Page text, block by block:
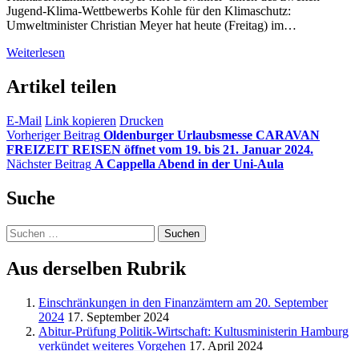
Jugend-Klima-Wettbewerbs Kohle für den Klimaschutz:
Umweltminister Christian Meyer hat heute (Freitag) im…
Weiterlesen
Artikel teilen
E-Mail Link kopieren Drucken
Vorheriger Beitrag Oldenburger Urlaubsmesse CARAVAN
FREIZEIT REISEN öffnet vom 19. bis 21. Januar 2024.
Nächster Beitrag A Cappella Abend in der Uni-Aula
Suche
Suchen
nach:
Aus derselben Rubrik
Einschränkungen in den Finanzämtern am 20. September
2024 17. September 2024
Abitur-Prüfung Politik-Wirtschaft: Kultusministerin Hamburg
verkündet weiteres Vorgehen 17. April 2024